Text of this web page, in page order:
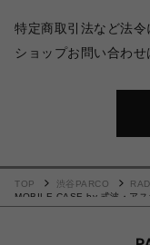
特定商取引法など法令
ショップお問い合わせ
TOP 渋谷PARCO
MOBILE CASE by 式波・アス
50日でお届け）】